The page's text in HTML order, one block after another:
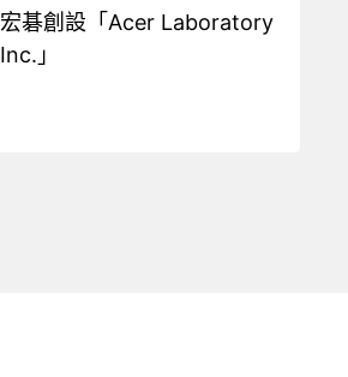
宏碁創設「Acer Laboratory
Inc.」